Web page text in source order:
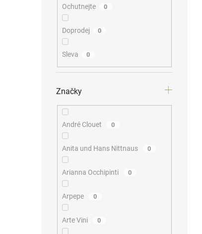
Ochutnejte 0
Doprodej 0
Sleva 0
Značky
André Clouet 0
Anita und Hans Nittnaus 0
Arianna Occhipinti 0
Arpepe 0
Arte Vini 0